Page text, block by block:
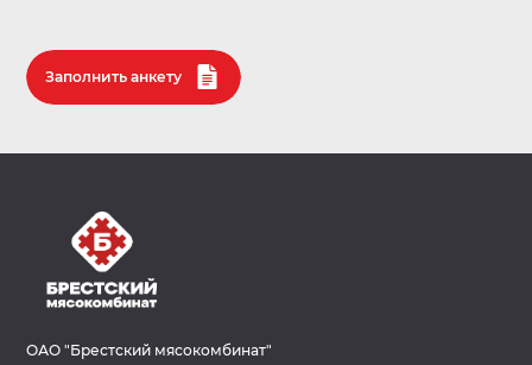
Заполнить анкету
ОАО "Брестский мясокомбинат"